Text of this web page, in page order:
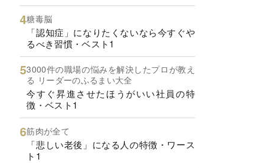
糖毒脳
「認知症」になりたくないなら今すぐや
るべき習慣・ベスト1
3000件の職場の悩みを解決したプロが教え
る リーダーのふるまい大全
今すぐ昇進させたほうがいい社員の特
徴・ベスト1
筋肉が全て
「悲しい老後」になる人の特徴・ワース
ト1